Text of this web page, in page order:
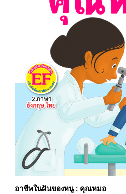
อาชีพในฝันของหนู : คุณหมอ